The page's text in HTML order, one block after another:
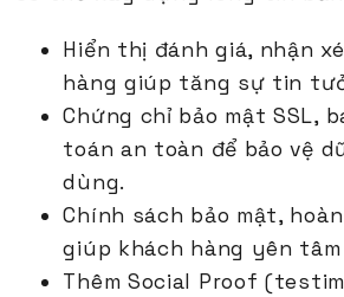
Hiển thị đánh giá, nhận
hàng giúp tăng sự tin
Chứng chỉ bảo mật SSL,
toán an toàn để bảo vệ
dùng.
Chính sách bảo mật,
giúp khách hàng yên tâm
Thêm Social Proof